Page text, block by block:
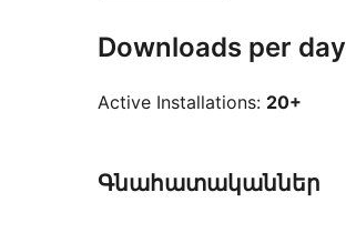
Downloads per day
Active Installations: 20+
Գնահատականներ